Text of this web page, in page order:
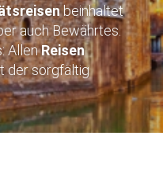
beinhaltet
auch Bewährtes.
AllenReisen
der sorgfältig